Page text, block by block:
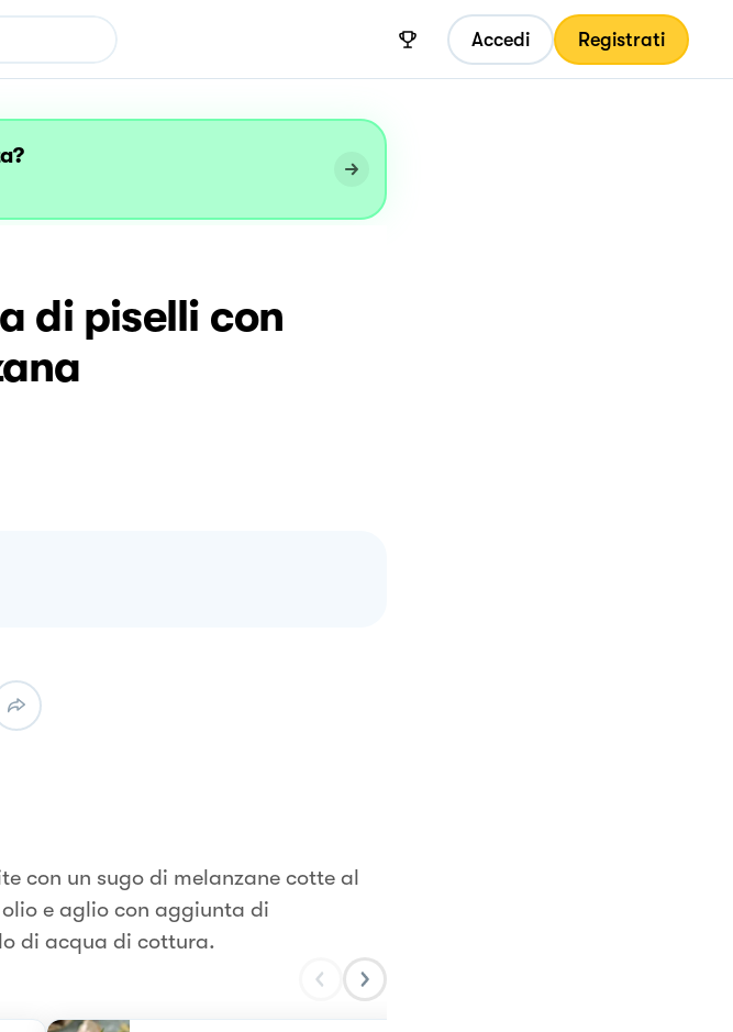
Accedi Registrati
di piselli con
con un sugo di melanzane cotte al
e aglio con aggiunta di
di acqua di cottura.